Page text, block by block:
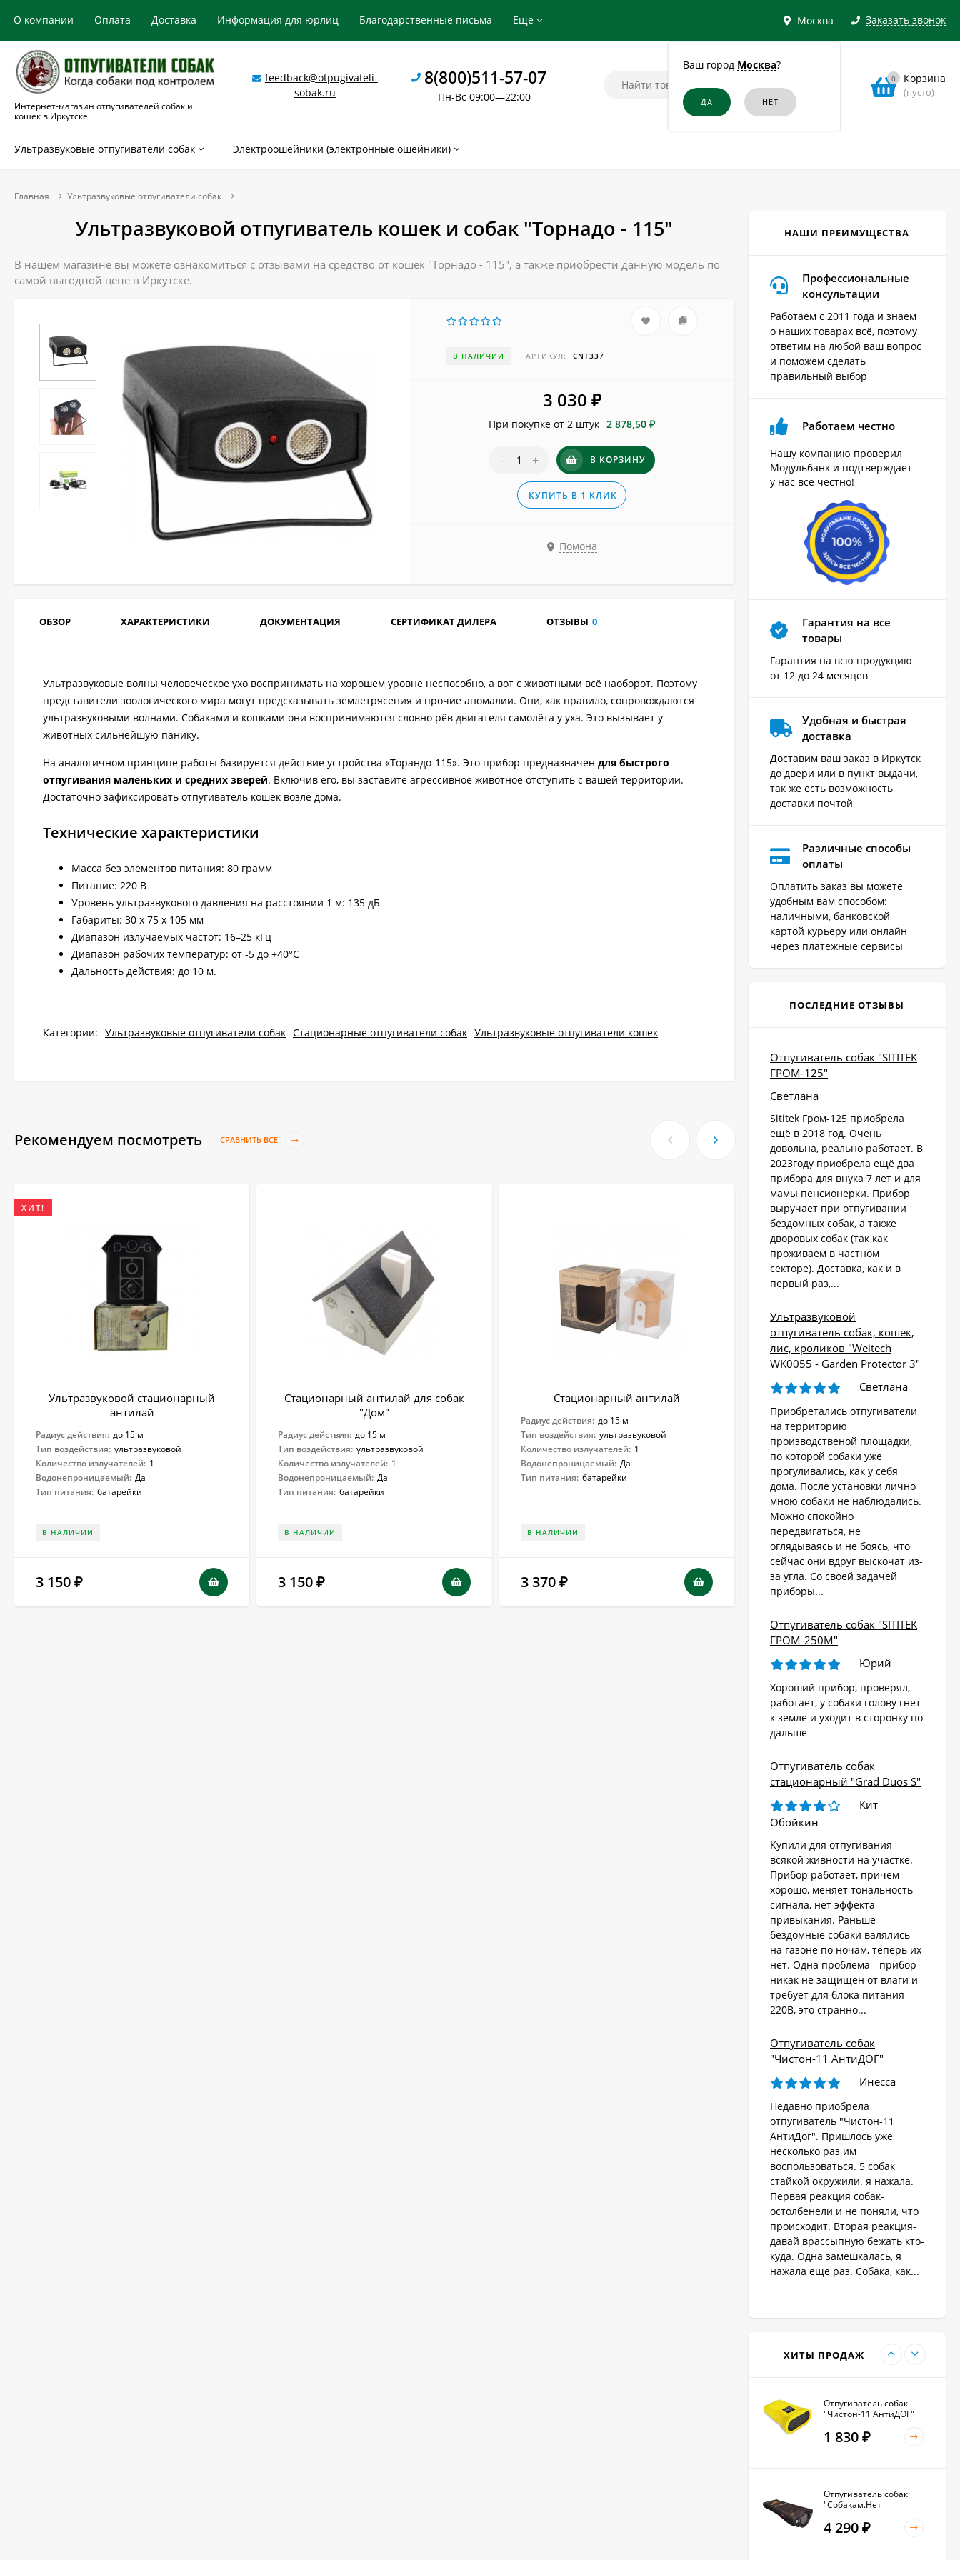
Москва
Ваш город Москва?
Заказать звонок
О компании Оплата Доставка Информация для юрлиц Благодарственные письма Еще
Интернет-магазин отпугивателей собак и
кошек в Иркутске
feedback@otpugivateli-
sobak.ru
8(800)511-57-07
Пн-Вс 09:00—22:00
0 Корзина
(пусто)
Ультразвуковые отпугиватели собак Электроошейники (электронные ошейники)
Главная Ультразвуковые отпугиватели собак
Ультразвуковой отпугиватель кошек и собак "Торнадо - 115"
В нашем магазине вы можете ознакомиться с отзывами на средство от кошек "Торнадо - 115", а также приобрести данную модель по
самой выгодной цене в Иркутске.
В НАЛИЧИИ АРТИКУЛ: CNT337
3 030 ₽
При покупке от 2 штук 2 878,50 ₽
- + В КОРЗИНУ
КУПИТЬ В 1 КЛИК
Помона
ОБЗОР ХАРАКТЕРИСТИКИ ДОКУМЕНТАЦИЯ СЕРТИФИКАТ ДИЛЕРА ОТЗЫВЫ 0
Ультразвуковые волны человеческое ухо воспринимать на хорошем уровне неспособно, а вот с животными всё наоборот. Поэтому
представители зоологического мира могут предсказывать землетрясения и прочие аномалии. Они, как правило, сопровождаются
ультразвуковыми волнами. Собаками и кошками они воспринимаются словно рёв двигателя самолёта у уха. Это вызывает у
животных сильнейшую панику.
На аналогичном принципе работы базируется действие устройства «Торандо-115». Это прибор предназначен для быстрого
отпугивания маленьких и средних зверей. Включив его, вы заставите агрессивное животное отступить с вашей территории.
Достаточно зафиксировать отпугиватель кошек возле дома.
Технические характеристики
Масса без элементов питания: 80 грамм
Питание: 220 В
Уровень ультразвукового давления на расстоянии 1 м: 135 дБ
Габариты: 30 х 75 х 105 мм
Диапазон излучаемых частот: 16–25 кГц
Диапазон рабочих температур: от -5 до +40°С
Дальность действия: до 10 м.
Категории: Ультразвуковые отпугиватели собак Стационарные отпугиватели собак Ультразвуковые отпугиватели кошек
Рекомендуем посмотреть СРАВНИТЬ ВСЕ
ХИТ!
Ультразвуковой стационарный
антилай
Радиус действия: до 15 м
Тип воздействия: ультразвуковой
Количество излучателей: 1
Водонепроницаемый: Да
Тип питания: батарейки
В НАЛИЧИИ
3 150 ₽
Стационарный антилай для собак
"Дом"
Радиус действия: до 15 м
Тип воздействия: ультразвуковой
Количество излучателей: 1
Водонепроницаемый: Да
Тип питания: батарейки
В НАЛИЧИИ
3 150₽
Стационарный антилай
Радиус действия: до 15 м
Тип воздействия: ультразвуковой
Количество излучателей: 1
Водонепроницаемый: Да
Тип питания: батарейки
В НАЛИЧИИ
3 370 ₽
Ультразвуковой стационарный
антилай "HKS99"
Радиус действия:
до 15 м
Тип воздействия: ультразвуковой
Количество излучателей: 1
Водонепроницаемый: Да
Тип питания: аккумулятор
В НАЛИЧИИ
3 680₽
НАШИ ПРЕИМУЩЕСТВА
Профессиональные
консультации
Работаем с 2011 года и знаем
о наших товарах всё, поэтому
ответим на любой ваш вопрос
и поможем сделать
правильный выбор
Работаем честно
Нашу компанию проверил
Модульбанк и подтверждает -
у нас все честно!
Гарантия на все
товары
Гарантия на всю продукцию
от 12 до 24 месяцев
Удобная и быстрая
доставка
Доставим ваш заказ в Иркутск
до двери или в пункт выдачи,
так же есть возможность
доставки почтой
Различные способы
оплаты
Оплатить заказ вы можете
удобным вам способом:
наличными, банковской
картой курьеру или онлайн
через платежные сервисы
ПОСЛЕДНИЕ ОТЗЫВЫ
Отпугиватель собак "SITITEK
ГРОМ-125"
Светлана
Sititek Гром-125 приобрела
ещё в 2018 год. Очень
довольна, реально работает. В
2023году приобрела ещё два
прибора для внука 7 лет и для
мамы пенсионерки. Прибор
выручает при отпугивании
бездомных собак, а также
дворовых собак (так как
проживаем в частном
секторе). Доставка, как и в
первый раз,...
Ультразвуковой
отпугиватель собак, кошек,
лис, кроликов "Weitech
WK0055 - Garden Protector 3"
Светлана
Приобретались отпугиватели
на территорию
производственой площадки,
по которой собаки уже
прогуливались, как у себя
дома. После установки лично
мною собаки не наблюдались.
Можно спокойно
передвигаться, не
оглядываясь и не боясь, что
сейчас они вдруг выскочат из-
за угла. Со своей задачей
приборы...
Отпугиватель собак "SITITEK
ГРОМ-250М"
Юрий
Хороший прибор, проверял,
работает, у собаки голову гнет
к земле и уходит в сторонку по
дальше
Отпугиватель собак
стационарный "Grad Duos S"
Кит
Обойкин
Купили для отпугивания
всякой живности на участке.
Прибор работает, причем
хорошо, меняет тональность
сигнала, нет эффекта
привыкания. Раньше
бездомные собаки валялись
на газоне по ночам, теперь их
нет. Одна проблема - прибор
никак не защищен от влаги и
требует для блока питания
220В, это странно...
Отпугиватель собак
"Чистон-11 АнтиДОГ"
Инесса
Недавно приобрела
отпугиватель "Чистон-11
АнтиДог". Пришлось уже
несколько раз им
воспользоваться. 5 собак
стайкой окружили. я нажала.
Первая реакция собак-
остолбенели и не поняли, что
происходит. Вторая реакция-
давай врассыпную бежать кто-
куда. Одна замешкалась, я
нажала еще раз. Собака, как...
ХИТЫ ПРОДАЖ
Стационарный
отпугиватель животных
«AR-2403 Solar»
4 570₽
Ультразвуковой
отпугиватель собак,
кошек, лис, кроликов
Garden Protector 3"
8 690 ₽
Электроошейник для
дрессировки собак
«PET998DB»
3 480₽
Ошейник антилай
1 890₽
Отпугиватель собак
"Чистон-11 АнтиДОГ"
1 830 ₽
Отпугиватель собак
"Собакам.Нет
4 290 ₽